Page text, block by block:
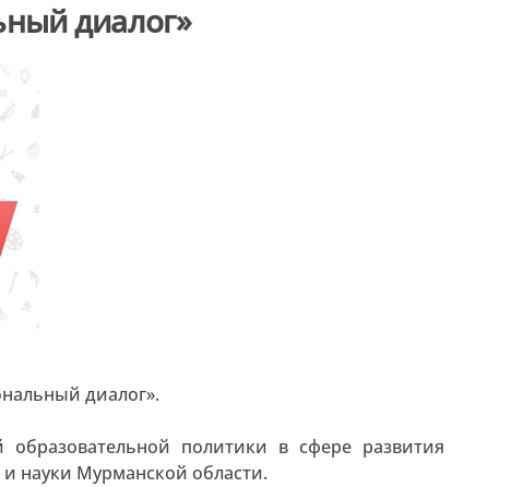
диалог»
диалог».
политики в сфере развития
науки Мурманской области.